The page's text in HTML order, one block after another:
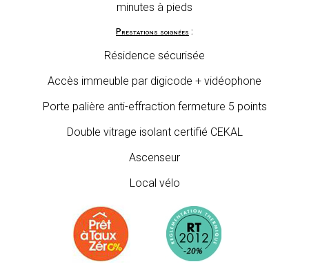
minutes à pieds
Prestations soignées :
Résidence sécurisée
Accès immeuble par digicode + vidéophone
Porte palière anti-effraction fermeture 5 points
Double vitrage isolant certifié CEKAL
Ascenseur
Local vélo